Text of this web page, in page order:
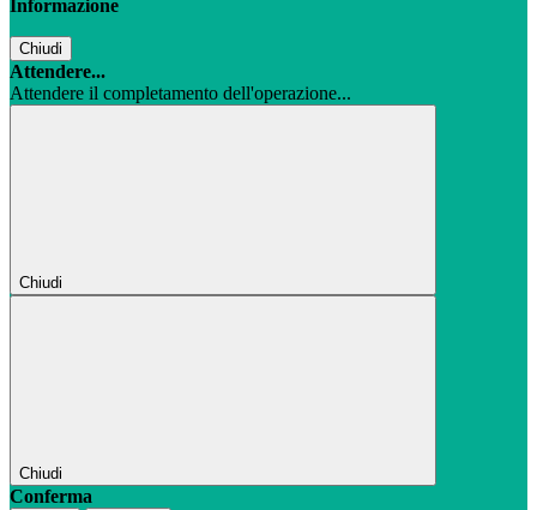
Informazione
Chiudi
Attendere...
Attendere il completamento dell'operazione...
Chiudi
Chiudi
Conferma